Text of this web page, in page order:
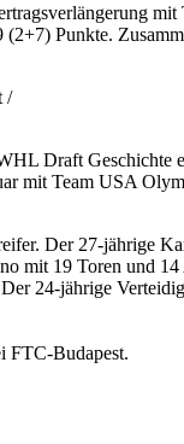
Punkte.
/
Draft Geschichte
mit Team USA
Der 27-jährige
mit 19 Toren und
24-jährige
FTC-Budapest.